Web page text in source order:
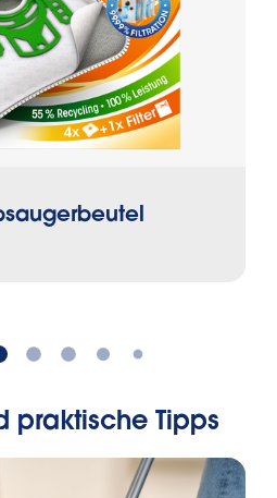
Beutel wird angezeigt.
praktische Tipps